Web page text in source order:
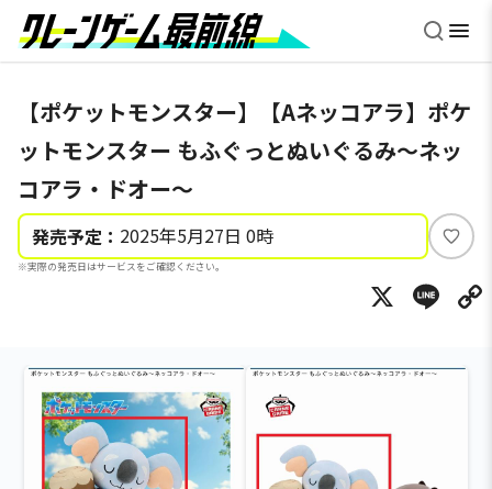
【ポケットモンスター】【Aネッコアラ】ポケ
ットモンスター もふぐっとぬいぐるみ～ネッ
コアラ・ドオー～
発売予定： 2025年5月27日 0時
※実際の発売日はサービスをご確認ください。
い
ね
X